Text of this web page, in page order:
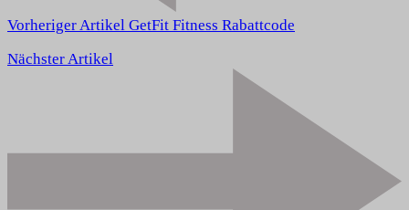
Vorheriger Artikel GetFit Fitness Rabattcode
Nächster Artikel